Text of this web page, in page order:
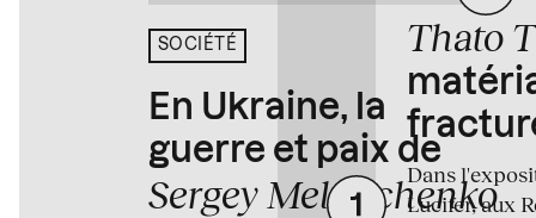
SOCIÉTÉ
En Ukraine, la
guerre et paix de
Sergey Melnitchenko
Thato
Dans
Lucifer, aux